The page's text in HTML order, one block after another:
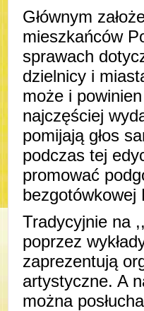
Głównym
mieszkańców
sprawach
dzielnicy i
może i
najczęściej
pomijają głos
podczas tej
promować
bezgotówkowej
Tradycyjnie na
poprzez
zaprezentują
artystyczne. A
można